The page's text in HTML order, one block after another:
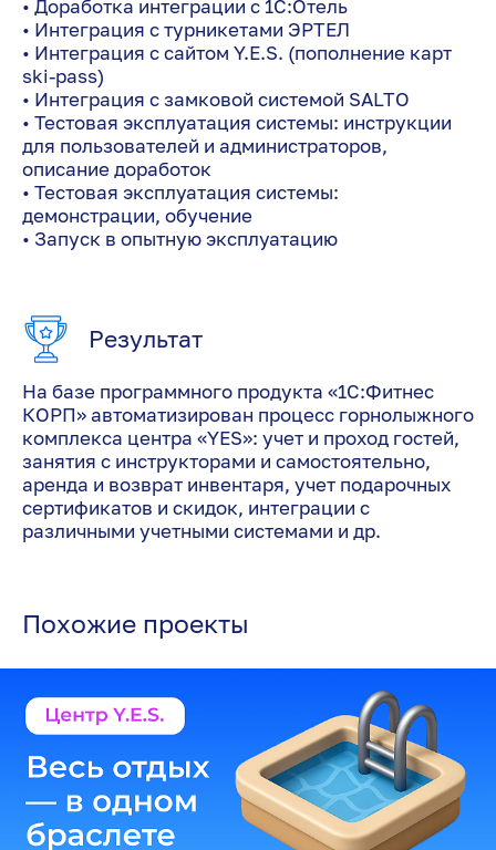
• Доработка интеграции с 1С:Отель
• Интеграция с турникетами ЭРТЕЛ
• Интеграция с сайтом Y.E.S. (пополнение карт
ski-pass)
• Интеграция с замковой системой SALTO
• Тестовая эксплуатация системы: инструкции
для пользователей и администраторов,
описание доработок
• Тестовая эксплуатация системы:
демонстрации, обучение
• Запуск в опытную эксплуатацию
Результат
На базе программного продукта «1С:Фитнес
КОРП» автоматизирован процесс горнолыжного
комплекса центра «YES»: учет и проход гостей,
занятия с инструкторами и самостоятельно,
аренда и возврат инвентаря, учет подарочных
сертификатов и скидок, интеграции с
различными учетными системами и др.
Похожие проекты